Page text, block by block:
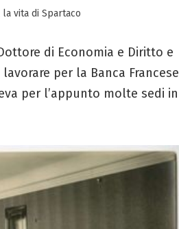
vita di Spartaco
di Economia e Diritto e
per la Banca Francese
per l’appunto molte sedi in